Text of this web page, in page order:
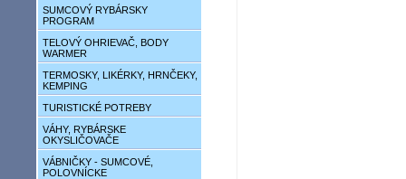
SUMCOVÝ RYBÁRSKY
PROGRAM
TELOVÝ OHRIEVAČ, BODY
WARMER
TERMOSKY, LIKÉRKY, HRNČEKY,
KEMPING
TURISTICKÉ POTREBY
VÁHY, RYBÁRSKE
OKYSLIČOVAČE
VÁBNIČKY - SUMCOVÉ,
POLOVNÍCKE